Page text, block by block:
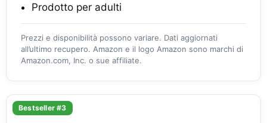
Prodotto per adulti
Prezzi e disponibilità possono variare. Dati aggiornati
all’ultimo recupero. Amazon e il logo Amazon sono marchi di
Amazon.com, Inc. o sue affiliate.
Bestseller #3